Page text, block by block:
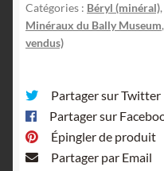
Catégories : Béryl (minéral),
Minéraux du Bally Museum,
vendus)
Partager sur Twitter
Partager sur
Épingler de produit
Partager par Email